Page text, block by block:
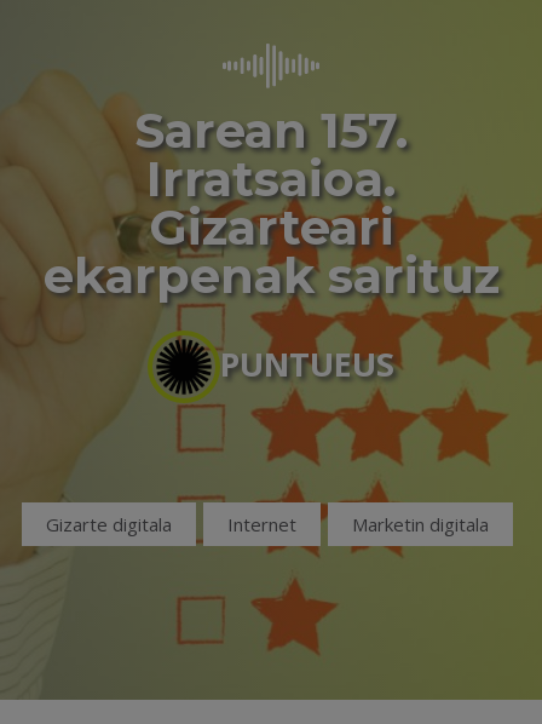
Sarean 157.
Irratsaioa.
Gizarteari
ekarpenak sarituz
PUNTUEUS
Gizarte digitala Internet Marketin digitala